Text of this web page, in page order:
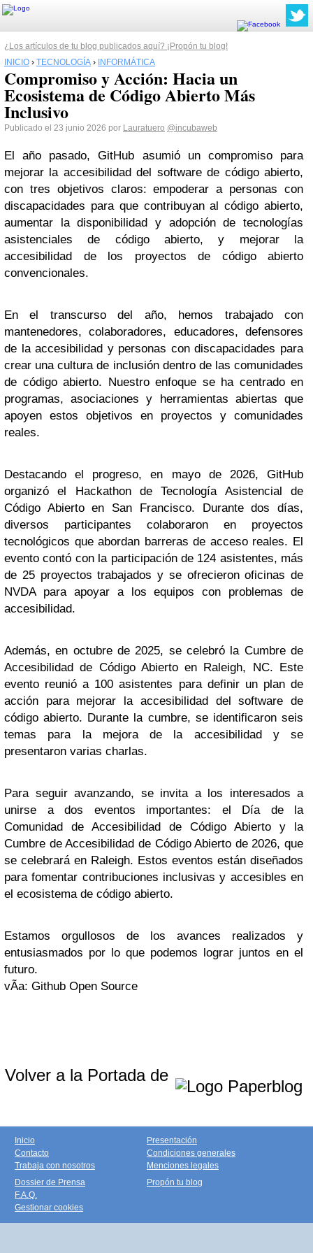
¿Los artículos de tu blog publicados aquí? ¡Propón tu blog!
INICIO › TECNOLOGÍA › INFORMÁTICA
Compromiso y Acción: Hacia un
Ecosistema de Código Abierto Más
Inclusivo
Publicado el 23 junio 2026 por Lauratuero @incubaweb
El año pasado, GitHub asumió un compromiso para
mejorar la accesibilidad del software de código abierto,
con tres objetivos claros: empoderar a personas con
discapacidades para que contribuyan al código abierto,
aumentar la disponibilidad y adopción de tecnologías
asistenciales de código abierto, y mejorar la
accesibilidad de los proyectos de código abierto
convencionales.
En el transcurso del año, hemos trabajado con
mantenedores, colaboradores, educadores, defensores
de la accesibilidad y personas con discapacidades para
crear una cultura de inclusión dentro de las comunidades
de código abierto. Nuestro enfoque se ha centrado en
programas, asociaciones y herramientas abiertas que
apoyen estos objetivos en proyectos y comunidades
reales.
Destacando el progreso, en mayo de 2026, GitHub
organizó el Hackathon de Tecnología Asistencial de
Código Abierto en San Francisco. Durante dos días,
diversos participantes colaboraron en proyectos
tecnológicos que abordan barreras de acceso reales. El
evento contó con la participación de 124 asistentes, más
de 25 proyectos trabajados y se ofrecieron oficinas de
NVDA para apoyar a los equipos con problemas de
accesibilidad.
Además, en octubre de 2025, se celebró la Cumbre de
Accesibilidad de Código Abierto en Raleigh, NC. Este
evento reunió a 100 asistentes para definir un plan de
acción para mejorar la accesibilidad del software de
código abierto. Durante la cumbre, se identificaron seis
temas para la mejora de la accesibilidad y se
presentaron varias charlas.
Para seguir avanzando, se invita a los interesados a
unirse a dos eventos importantes: el Día de la
Comunidad de Accesibilidad de Código Abierto y la
Cumbre de Accesibilidad de Código Abierto de 2026, que
se celebrará en Raleigh. Estos eventos están diseñados
para fomentar contribuciones inclusivas y accesibles en
el ecosistema de código abierto.
Estamos orgullosos de los avances realizados y
entusiasmados por lo que podemos lograr juntos en el
futuro.
vÃ­a: Github Open Source
Volver a la Portada de
Inicio
Contacto
Trabaja con nosotros
Presentación
Condiciones generales
Menciones legales
Dossier de Prensa
F.A.Q.
Gestionar cookies
Propón tu blog